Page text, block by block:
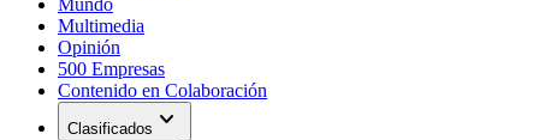
Mundo
Multimedia
Opinión
500 Empresas
Contenido en Colaboración
Clasificados expand_more